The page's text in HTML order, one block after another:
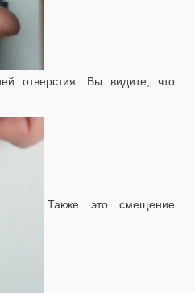
отверстия. Вы видите, что
Также это смещение